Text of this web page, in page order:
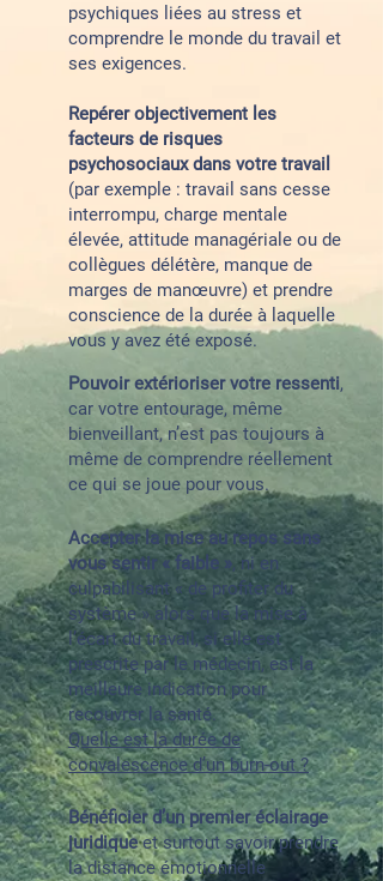
psychiques liées au stress et
comprendre le monde du travail et
ses exigences.
Repérer objectivement les
facteurs de risques
psychosociaux dans votre travail
(par exemple : travail sans cesse
interrompu, charge mentale
élevée, attitude managériale ou de
collègues délétère, manque de
marges de manœuvre) et prendre
conscience de la durée à laquelle
vous y avez été exposé.
Pouvoir extérioriser votre ressenti,
car votre entourage, même
bienveillant, n’est pas toujours à
même de comprendre réellement
ce qui se joue pour vous.
Accepter la mise au repos sans
vous sentir « faible », ni en
culpabilisant « de profiter du
système » alors que la mise à
l’écart du travail, si elle est
prescrite par le médecin, est la
meilleure indication pour
recouvrer la santé.
Quelle est la durée de
convalescence d’un burn-out ?
Bénéficier d’un premier éclairage
juridiqueet surtout savoir prendre
la distance émotionnelle